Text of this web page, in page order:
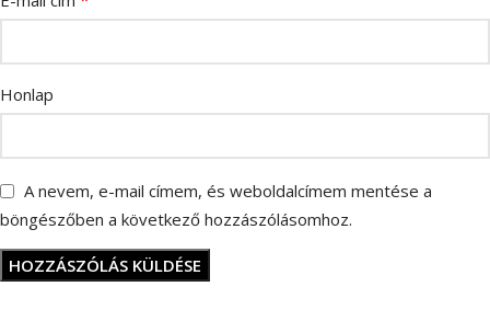
Honlap
A nevem, e-mail címem, és weboldalcímem mentése a
böngészőben a következő hozzászólásomhoz.